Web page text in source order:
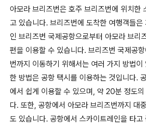
아모라 브리즈번은 호주 브리즈번에 위치한
고 있습니다. 브리즈번에 도착한 여행객들은
인 브리즈번 국제공항으로부터 아모라 브리
편을 이용할 수 있습니다. 브리즈번 국제공
번까지 이동하기 위해서는 여러 가지 방법이
한 방법은 공항 택시를 이용하는 것입니다.
에서 쉽게 이용할 수 있으며, 약 20분 정도의
다. 또한, 공항에서 아모라 브리즈번까지 대
도 있습니다. 공항에서 스카이트레인을 타고